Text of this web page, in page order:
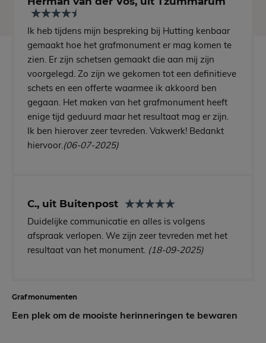
Ik heb tijdens mijn bespreking bij Hutting kenbaar
gemaakt hoe het grafmonument er mag komen te
zien. Er zijn schetsen gemaakt die aan mij zijn
voorgelegd. Zo zijn we gekomen tot een definitieve
schets en een offerte waarmee ik akkoord ben
gegaan. Het maken van het grafmonument heeft
enige tijd geduurd maar het resultaat mag er zijn.
Ik ben hierover zeer tevreden. Vakwerk! Bedankt
hiervoor.(06-07-2025)
C., uit Buitenpost
Duidelijke communicatie en alles is volgens
afspraak verlopen. We zijn zeer tevreden met het
resultaat van het monument. (18-09-2025)
Grafmonumenten
Een plek om de mooiste herinneringen te bewaren